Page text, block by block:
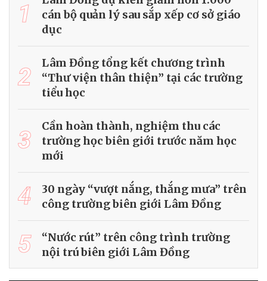
1
cán bộ quản lý sau sắp xếp cơ sở giáo
dục
2
Lâm Đồng tổng kết chương trình
“Thư viện thân thiện” tại các trường
tiểu học
3
Cần hoàn thành, nghiệm thu các
trường học biên giới trước năm học
mới
4
30 ngày “vượt nắng, thắng mưa” trên
công trường biên giới Lâm Đồng
5
“Nước rút” trên công trình trường
nội trú biên giới Lâm Đồng